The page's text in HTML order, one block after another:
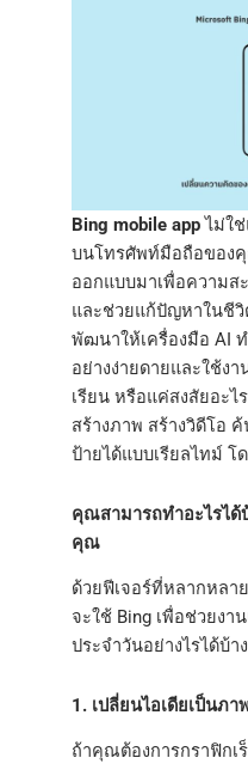
Bing mobile appไม่ใ
บนโทรศัพท์มือถือของ
ออกแบบมาเพื่อความส
และช่วยแก้ปัญหาในชี
พัฒนาให้เครื่องมือ AI
อย่างง่ายดายและใช้ง
เรียน หรือแค่สงสัยอะ
สร้างภาพ สร้างวิดีโอ
ป้ายได้แบบเรียลไทม์ โ
คุณสามารถทำอะไรได้
คุณ
ด้วยฟีเจอร์ที่หลากหลา
จะใช้ Bing เพื่อช่วยง
ประจำวันอย่างไรได้บ้าง
1. เปลี่ยนไอเดียเป็นภา
ถ้าคุณต้องการกราฟิกเ